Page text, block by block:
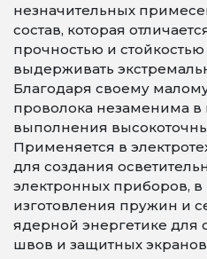
незначительных
состав, которая
прочностью и
выдерживать
Благодаря своему
проволока незаменима
выполнения
Применяется в
для создания
электронных приборов,
изготовления пружин и
ядерной энергетике для
швов и защитных